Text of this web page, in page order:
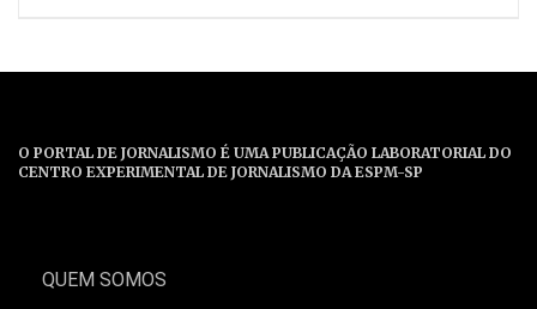
O PORTAL DE JORNALISMO É UMA PUBLICAÇÃO LABORATORIAL DO
CENTRO EXPERIMENTAL DE JORNALISMO DA ESPM-SP
QUEM SOMOS